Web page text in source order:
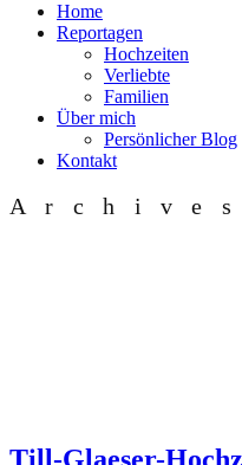
Home
Reportagen
Hochzeiten
Verliebte
Familien
Über mich
Persönlicher Blog
Kontakt
Archives